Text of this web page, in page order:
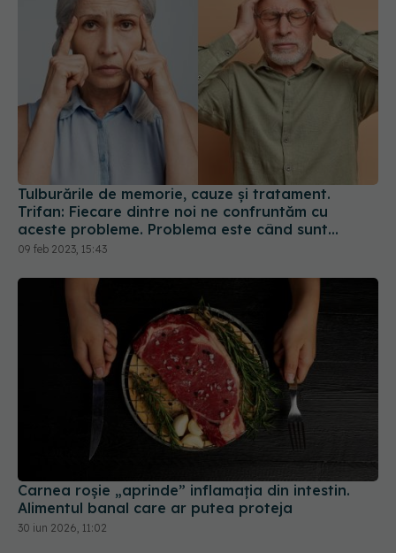
Tulburările de memorie, cauze și tratament.
Trifan: Fiecare dintre noi ne confruntăm cu
aceste probleme. Problema este când sunt
constante și progresive
09 feb 2023, 15:43
Carnea roșie „aprinde” inflamația din intestin.
Alimentul banal care ar putea proteja
30 iun 2026, 11:02